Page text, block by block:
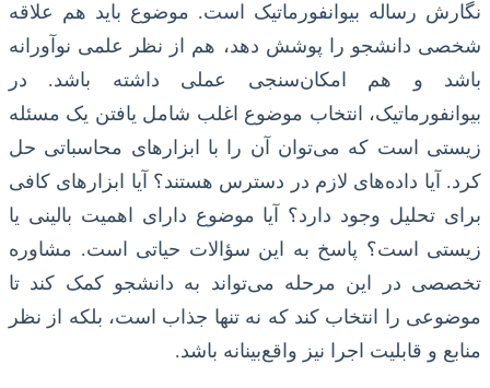
نگارش رساله بیوانفورماتیک است. موضوع باید هم علاقه
شخصی دانشجو را پوشش دهد، هم از نظر علمی نوآورانه
باشد و هم امکان‌سنجی عملی داشته باشد. در
بیوانفورماتیک، انتخاب موضوع اغلب شامل یافتن یک مسئله
زیستی است که می‌توان آن را با ابزارهای محاسباتی حل
کرد. آیا داده‌های لازم در دسترس هستند؟ آیا ابزارهای کافی
برای تحلیل وجود دارد؟ آیا موضوع دارای اهمیت بالینی یا
زیستی است؟ پاسخ به این سؤالات حیاتی است. مشاوره
تخصصی در این مرحله می‌تواند به دانشجو کمک کند تا
موضوعی را انتخاب کند که نه تنها جذاب است، بلکه از نظر
منابع و قابلیت اجرا نیز واقع‌بینانه باشد.